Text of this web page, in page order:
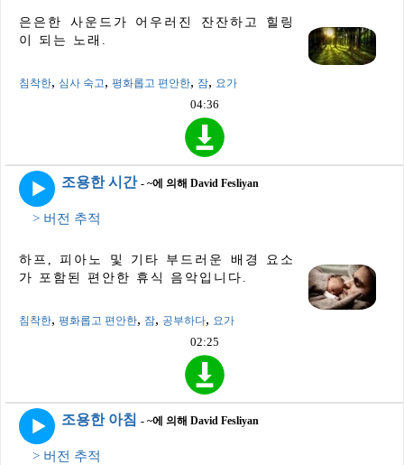
은은한 사운드가 어우러진 잔잔하고 힐링
이 되는 노래.
침착한, 심사 숙고 , 평화롭고 편안한, 잠, 요가
04:36
조용한 시간 - ~에 의해 David Fesliyan
> 버전 추적
하프, 피아노 및 기타 부드러운 배경 요소
가 포함된 편안한 휴식 음악입니다.
침착한, 평화롭고 편안한, 잠, 공부하다, 요가
02:25
조용한 아침 - ~에 의해 David Fesliyan
> 버전 추적